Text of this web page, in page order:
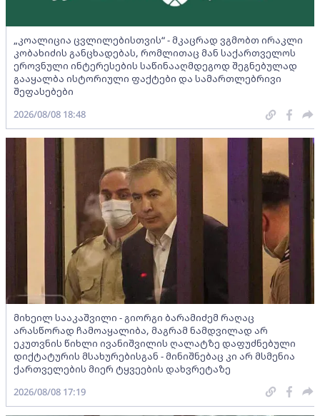
„კოალიცია ცვლილებისთვის“ - მკაცრად ვგმობთ ირაკლი
კობახიძის განცხადებას, რომლითაც მან საქართველოს
ეროვნული ინტერესების საწინააღმდეგოდ შეგნებულად
გააყალბა ისტორიული ფაქტები და სამართლებრივი
შეფასებები
2026/08/08 18:48
მიხეილ სააკაშვილი - გიორგი ბარამიძემ რაღაც
არასწორად ჩამოაყალიბა, მაგრამ ნამდვილად არ
ეკუთვნის წიხლი ივანიშვილის ღალატზე დაფუძნებული
დიქტატურის მსახურებისგან - მინიშნებაც კი არ მსმენია
ქართველების მიერ ტყვეების დახვრეტაზე
2026/08/08 17:19